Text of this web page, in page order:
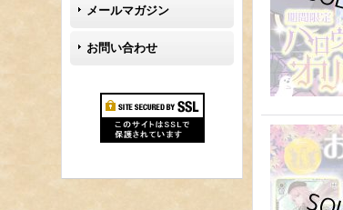
メールマガジン
お問い合わせ